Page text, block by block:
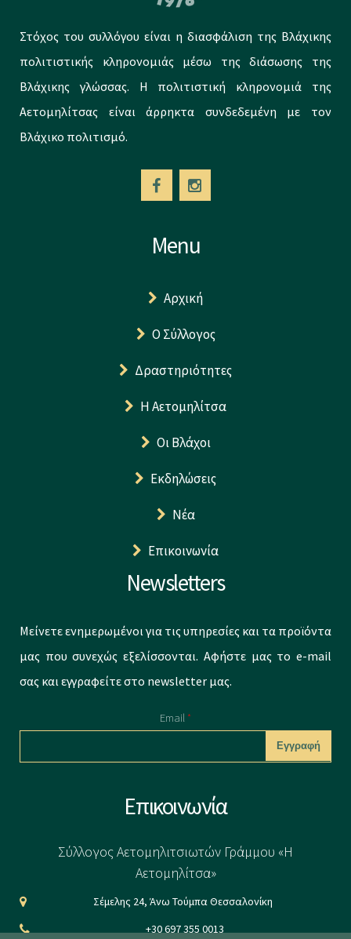
Στόχος του συλλόγου είναι η διασφάλιση της Βλάχικης
πολιτιστικής κληρονομιάς μέσω της διάσωσης της
Βλάχικης γλώσσας. Η πολιτιστική κληρονομιά της
Αετομηλίτσας είναι άρρηκτα συνδεδεμένη με τον
Βλάχικο πολιτισμό.
Menu
Αρχική
Ο Σύλλογος
Δραστηριότητες
Η Αετομηλίτσα
Οι Βλάχοι
Εκδηλώσεις
Νέα
Επικοινωνία
Newsletters
Μείνετε ενημερωμένοι για τις υπηρεσίες και τα προϊόντα
μας που συνεχώς εξελίσσονται. Αφήστε μας το e-mail
σας και εγγραφείτε στο newsletter μας.
Email *
whether or not
Επικοινωνία
Σύλλογος Αετομηλιτσιωτών Γράμμου «Η
Αετομηλίτσα»
Σέμελης 24, Άνω Τούμπα Θεσσαλονίκη
+30 697 355 0013